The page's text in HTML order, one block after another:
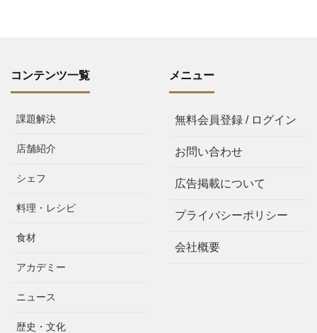
コンテンツ一覧
課題解決
店舗紹介
シェフ
料理・レシピ
食材
アカデミー
ニュース
歴史・文化
メニュー
無料会員登録 / ログイン
お問い合わせ
広告掲載について
プライバシーポリシー
会社概要